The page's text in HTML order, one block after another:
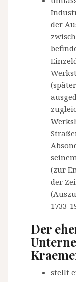
der
(zur
der
1733-
Der
stellt